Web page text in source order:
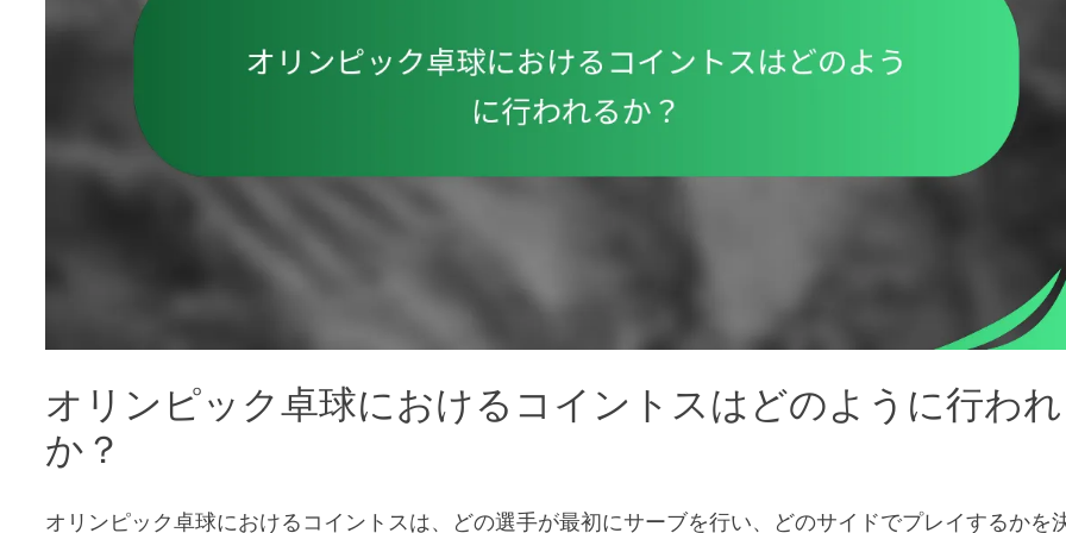
オリンピック卓球におけるコイントスはどのように行わ
か？
オリンピック卓球におけるコイントスは、どの選手が最初にサーブを行い、どのサイドでプレイするかを